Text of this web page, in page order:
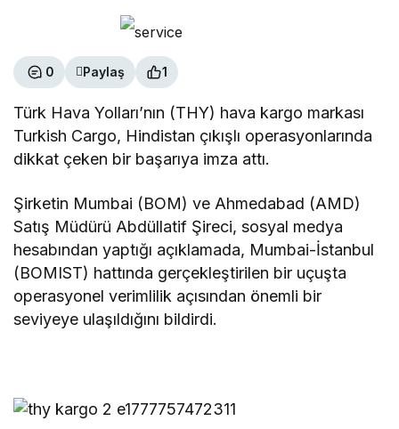
0 Paylaş 1
Türk Hava Yolları’nın (THY) hava kargo markası
Turkish Cargo, Hindistan çıkışlı operasyonlarında
dikkat çeken bir başarıya imza attı.
Şirketin Mumbai (BOM) ve Ahmedabad (AMD)
Satış Müdürü Abdüllatif Şireci, sosyal medya
hesabından yaptığı açıklamada, Mumbai-İstanbul
(BOMIST) hattında gerçekleştirilen bir uçuşta
operasyonel verimlilik açısından önemli bir
seviyeye ulaşıldığını bildirdi.